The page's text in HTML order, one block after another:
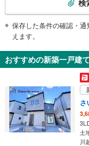
《多機能トイレ》
・改札内
その他
知
を
け
取
る
・
条
検
保存した条件の確認・
えます。
おすすめの新築一戸建て
さ
土
川